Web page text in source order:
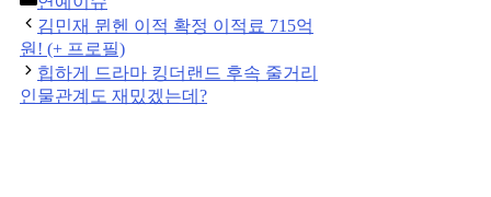
Post
navigation
김민재 뮌헨 이적 확정 이적료 715억
원! (+ 프로필)
힙하게 드라마 킹더랜드 후속 줄거리
인물관계도 재밌겠는데?